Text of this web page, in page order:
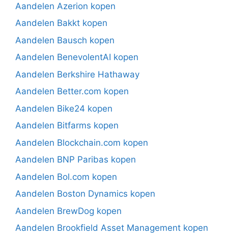
Aandelen Azerion kopen
Aandelen Bakkt kopen
Aandelen Bausch kopen
Aandelen BenevolentAI kopen
Aandelen Berkshire Hathaway
Aandelen Better.com kopen
Aandelen Bike24 kopen
Aandelen Bitfarms kopen
Aandelen Blockchain.com kopen
Aandelen BNP Paribas kopen
Aandelen Bol.com kopen
Aandelen Boston Dynamics kopen
Aandelen BrewDog kopen
Aandelen Brookfield Asset Management kopen